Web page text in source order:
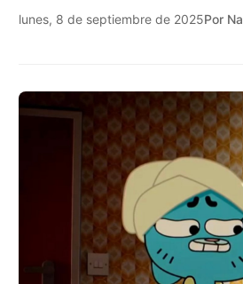
lunes, 8 de septiembre de 2025Por